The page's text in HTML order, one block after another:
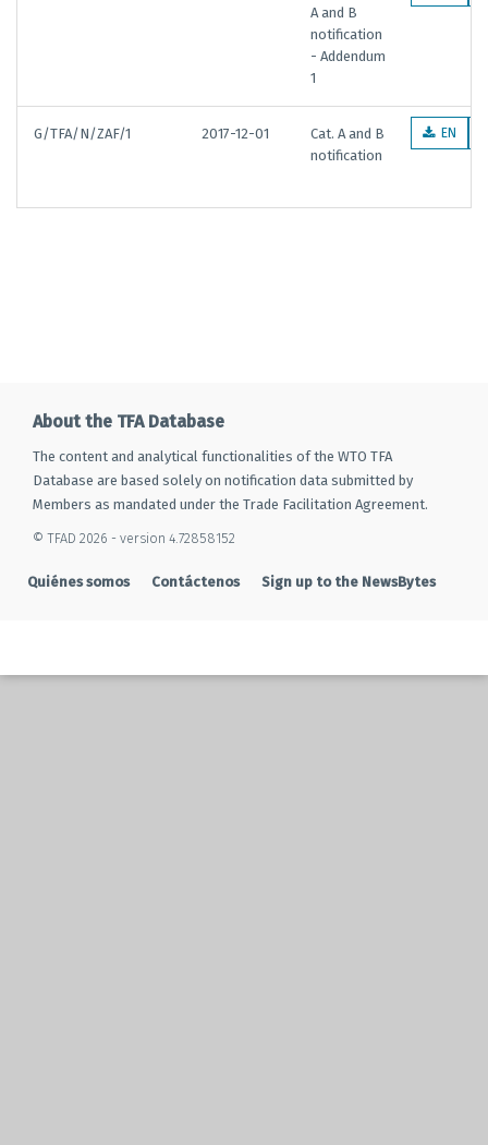
A and B
notification
- Addendum
1
G/TFA/N/ZAF/1 2017-12-01
Cat. A and B
notification
EN
About the TFA Database
The content and analytical functionalities of the WTO TFA
Database are based solely on notification data submitted by
Members as mandated under the Trade Facilitation Agreement.
© TFAD 2026 - version 4.72858152
Quiénes somos Contáctenos Sign up to the NewsBytes